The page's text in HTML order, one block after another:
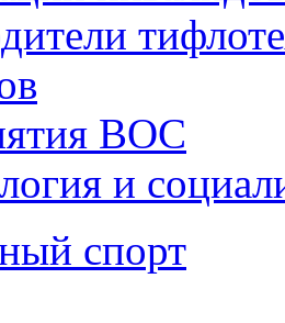
ВОС
и
спорт